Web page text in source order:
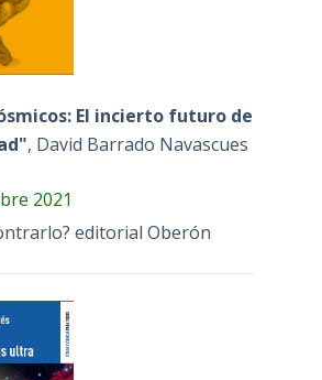
El incierto futuro de
, David Barrado Navascues
2021
editorial Oberón